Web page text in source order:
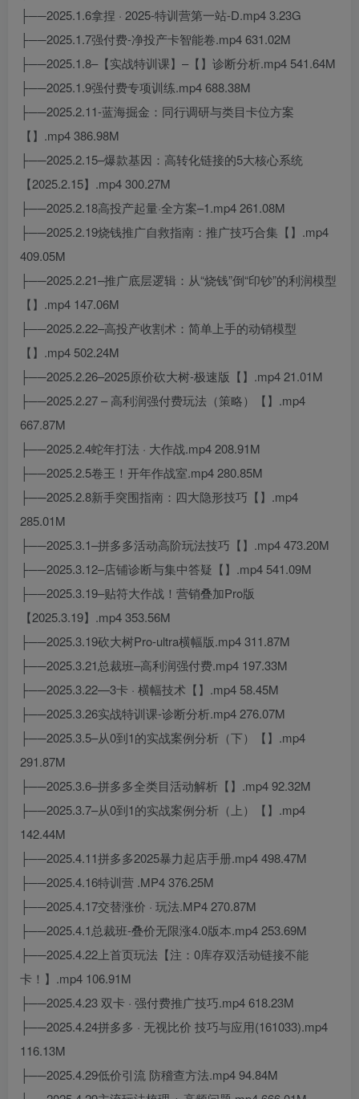
├──2025.1.6拿捏 · 2025-特训营第一站-D.mp4 3.23G
├──2025.1.7强付费-净投产卡智能卷.mp4 631.02M
├──2025.1.8–【实战特训课】–【】诊断分析.mp4 541.64M
├──2025.1.9强付费专项训练.mp4 688.38M
├──2025.2.11-蓝海掘金：同行调研与类目卡位方案
【】.mp4 386.98M
├──2025.2.15–爆款基因：高转化链接的5大核心系统
【2025.2.15】.mp4 300.27M
├──2025.2.18高投产起量·全方案–1.mp4 261.08M
├──2025.2.19烧钱推广自救指南：推广技巧合集【】.mp4
409.05M
├──2025.2.21–推广底层逻辑：从“烧钱”倒“印钞”的利润模型
【】.mp4 147.06M
├──2025.2.22–高投产收割术：简单上手的动销模型
【】.mp4 502.24M
├──2025.2.26–2025原价砍大树-极速版【】.mp4 21.01M
├──2025.2.27 – 高利润强付费玩法（策略）【】.mp4
667.87M
├──2025.2.4蛇年打法 · 大作战.mp4 208.91M
├──2025.2.5卷王！开年作战室.mp4 280.85M
├──2025.2.8新手突围指南：四大隐形技巧【】.mp4
285.01M
├──2025.3.1–拼多多活动高阶玩法技巧【】.mp4 473.20M
├──2025.3.12–店铺诊断与集中答疑【】.mp4 541.09M
├──2025.3.19–贴符大作战！营销叠加Pro版
【2025.3.19】.mp4 353.56M
├──2025.3.19砍大树Pro-ultra横幅版.mp4 311.87M
├──2025.3.21总裁班–高利润强付费.mp4 197.33M
├──2025.3.22—3卡 · 横幅技术【】.mp4 58.45M
├──2025.3.26实战特训课-诊断分析.mp4 276.07M
├──2025.3.5–从0到1的实战案例分析（下）【】.mp4
291.87M
├──2025.3.6–拼多多全类目活动解析【】.mp4 92.32M
├──2025.3.7–从0到1的实战案例分析（上）【】.mp4
142.44M
├──2025.4.11拼多多2025暴力起店手册.mp4 498.47M
├──2025.4.16特训营 .MP4 376.25M
├──2025.4.17交替涨价 · 玩法.MP4 270.87M
├──2025.4.1总裁班-叠价无限涨4.0版本.mp4 253.69M
├──2025.4.22上首页玩法【注：0库存双活动链接不能
卡！】.mp4 106.91M
├──2025.4.23 双卡 · 强付费推广技巧.mp4 618.23M
├──2025.4.24拼多多 · 无视比价 技巧与应用(161033).mp4
116.13M
├──2025.4.29低价引流 防稽查方法.mp4 94.84M